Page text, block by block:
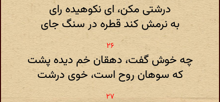
درشتی مکن، ای نکوهیده رای
به نرمش کند قطره در سنگ جای
چه خوش گفت، دهقان خم دیده پشت
که سوهان روح است، خوی درشت